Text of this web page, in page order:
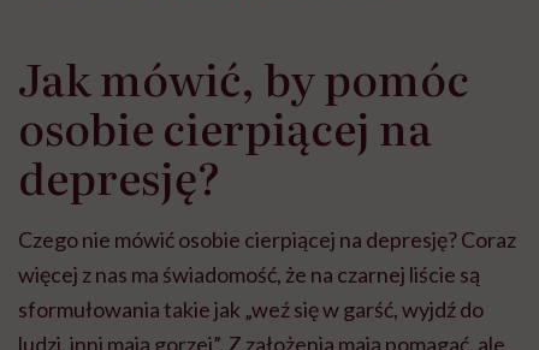
Jak mówić, by pomóc
osobie cierpiącej na
depresję?
Czego nie mówić osobie cierpiącej na depresję? Coraz
więcej z nas ma świadomość, że na czarnej liście są
sformułowania takie jak „weź się w garść, wyjdź do
ludzi, inni mają gorzej”. Z założenia mają pomagać, ale